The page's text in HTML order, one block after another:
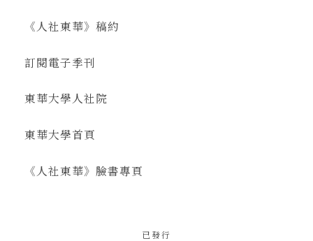
《人社東華》稿約
訂閱電子季刊
東華大學人社院
東華大學首頁
《人社東華》臉書專頁
已發行